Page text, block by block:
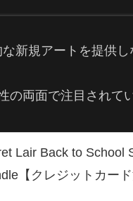
新規アートを提供
両面で注目されて
Lair Back to School
【クレジットカード